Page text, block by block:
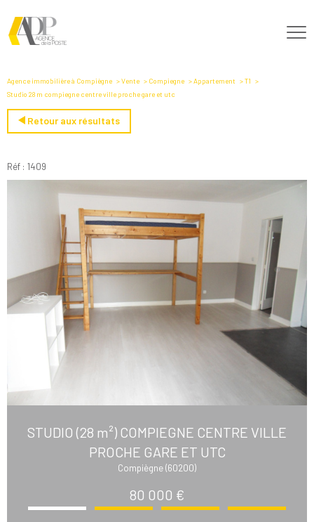
Agence immobilière à Compiègne Vente Compiegne Appartement
T1
Studio 28 m compiegne centre ville proche gare et utc
Retour aux résultats
Réf : 1409
STUDIO (28 m²) COMPIEGNE CENTRE VILLE
PROCHE GARE ET UTC
Compiègne (60200)
80 000 €